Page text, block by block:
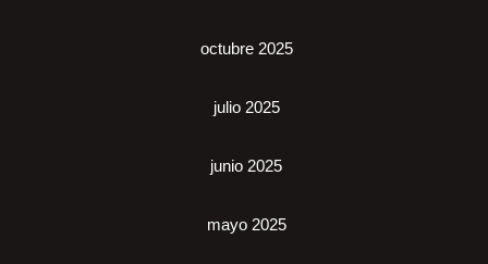
octubre 2025
julio 2025
junio 2025
mayo 2025